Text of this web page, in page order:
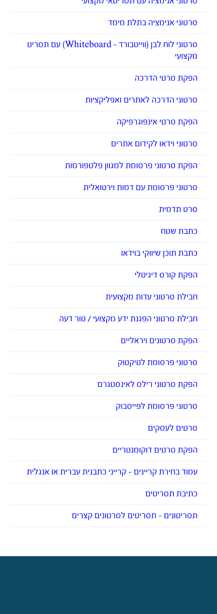
סרטוני אנימציה בתלת מימד
סרטוני לוח לבן (ווייטבורד – Whiteboard) עם תסריט
מקצועי
הפקת סרטי הדרכה
סרטוני הדרכה לאתרים ואפליקציות
הפקת סרטי אינפוגרפיקה
סרטוני וידאו לקידום אתרים
הפקת סרטוני פרסומת למגוון פלטפורמות
סרטוני פרסומת עם דמות וירטואלית
סרט תדמית
כתבת שטח
כתבת תוכן שיווקי בוידאו
הפקת קורס דיגיטלי
חבילת סרטוני עדות מקצועית
חבילת סרטוני הפגנת ידע מקצועי / טור דעה
הפקת סרטונים ויראליים
סרטוני פרסומת לטיקטוק
הפקת סרטוני רילס לאינסטגרם
סרטוני פרסומת לפייסבוק
סרטים לעסקים
הפקת סרטים דוקומנטריים
עמוד בחירת קריינים – קרייני כתבנית עברית או אנגלית
כתיבת תסריטים
תסריטונים – תסריטים לסרטונים קצרים